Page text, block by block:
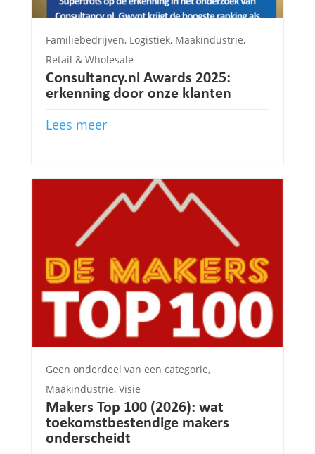
Familiebedrijven, Logistiek, Maakindustrie,
Retail & Wholesale
Consultancy.nl Awards 2025:
erkenning door onze klanten
Lees meer
Geen onderdeel van een categorie,
Maakindustrie, Visie
Makers Top 100 (2026): wat
toekomstbestendige makers
onderscheidt